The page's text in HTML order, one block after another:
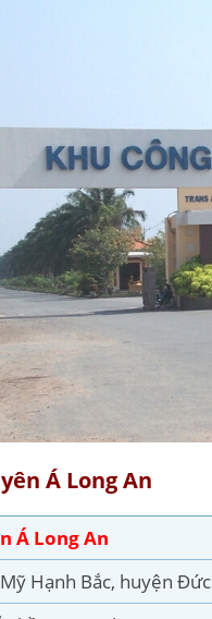
Á Long An
Á Long An
Hạnh Bắc, huyện